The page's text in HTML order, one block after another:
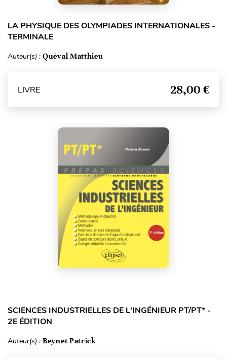
LA PHYSIQUE DES OLYMPIADES INTERNATIONALES -
TERMINALE
Auteur(s) : Quéval Matthieu
LIVRE 28,00 €
SCIENCES INDUSTRIELLES DE L'INGÉNIEUR PT/PT* -
2E ÉDITION
Auteur(s) : Beynet Patrick